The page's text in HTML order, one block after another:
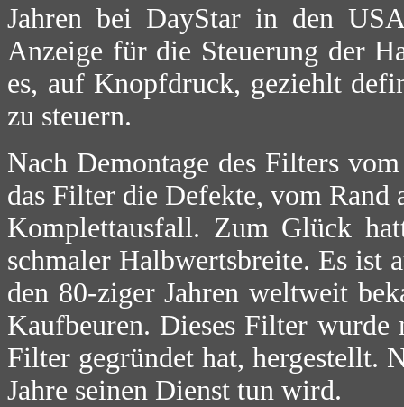
Jahren bei DayStar in den
Anzeige für die Steuerung der
es, auf Knopfdruck, geziehlt
zu steuern.
Nach Demontage des Filters
das Filter die Defekte, vom Rand
Komplettausfall. Zum Glück
schmaler Halbwertsbreite. Es ist
den 80-ziger Jahren weltweit
Kaufbeuren. Dieses Filter
Filter gegründet hat, hergestellt.
Jahre seinen Dienst tun wird.